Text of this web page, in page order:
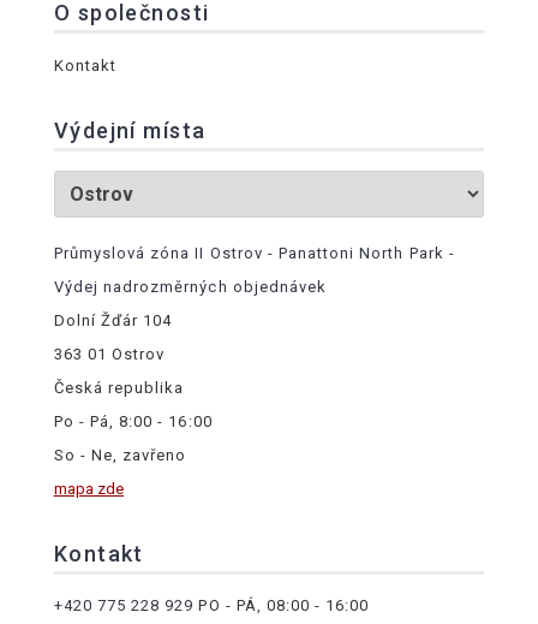
O společnosti
Kontakt
Výdejní místa
Průmyslová zóna II Ostrov - Panattoni North Park -
Výdej nadrozměrných objednávek
Dolní Žďár 104
363 01 Ostrov
Česká republika
Po - Pá, 8:00 - 16:00
So - Ne, zavřeno
mapa zde
Kontakt
+420 775 228 929 PO - PÁ, 08:00 - 16:00